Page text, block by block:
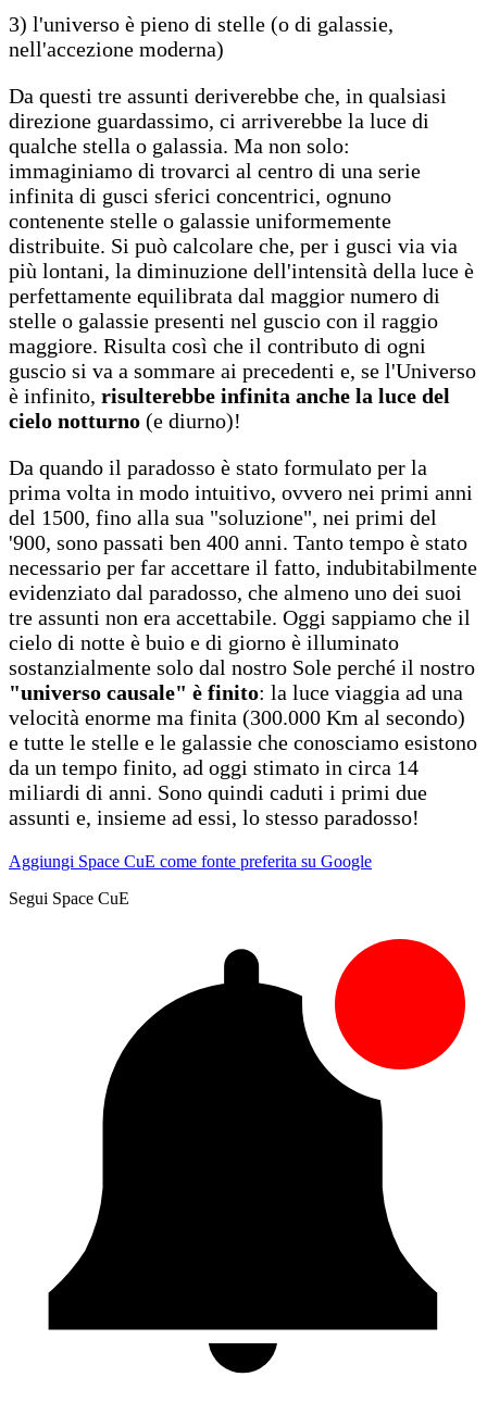
3) l'universo è pieno di stelle (o di galassie,
nell'accezione moderna)
Da questi tre assunti deriverebbe che, in qualsiasi
direzione guardassimo, ci arriverebbe la luce di
qualche stella o galassia. Ma non solo:
immaginiamo di trovarci al centro di una serie
infinita di gusci sferici concentrici, ognuno
contenente stelle o galassie uniformemente
distribuite. Si può calcolare che, per i gusci via via
più lontani, la diminuzione dell'intensità della luce è
perfettamente equilibrata dal maggior numero di
stelle o galassie presenti nel guscio con il raggio
maggiore. Risulta così che il contributo di ogni
guscio si va a sommare ai precedenti e, se l'Universo
è infinito, risulterebbe infinita anche la luce del
cielo notturno (e diurno)!
Da quando il paradosso è stato formulato per la
prima volta in modo intuitivo, ovvero nei primi anni
del 1500, fino alla sua "soluzione", nei primi del
'900, sono passati ben 400 anni. Tanto tempo è stato
necessario per far accettare il fatto, indubitabilmente
evidenziato dal paradosso, che almeno uno dei suoi
tre assunti non era accettabile. Oggi sappiamo che il
cielo di notte è buio e di giorno è illuminato
sostanzialmente solo dal nostro Sole perché il nostro
"universo causale" è finito: la luce viaggia ad una
velocità enorme ma finita (300.000 Km al secondo)
e tutte le stelle e le galassie che conosciamo esistono
da un tempo finito, ad oggi stimato in circa 14
miliardi di anni. Sono quindi caduti i primi due
assunti e, insieme ad essi, lo stesso paradosso!
Aggiungi Space CuE come fonte preferita su Google
Segui Space CuE